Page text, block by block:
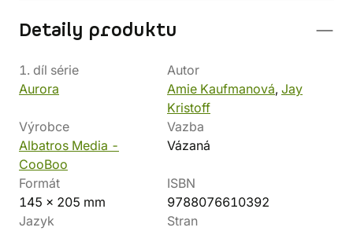
Detaily produktu
1. díl série
Aurora
Autor
Amie Kaufmanová, Jay
Kristoff
Výrobce
Albatros Media -
CooBoo
Vazba
Vázaná
Formát
145 x 205 mm
ISBN
9788076610392
Jazyk
Stran